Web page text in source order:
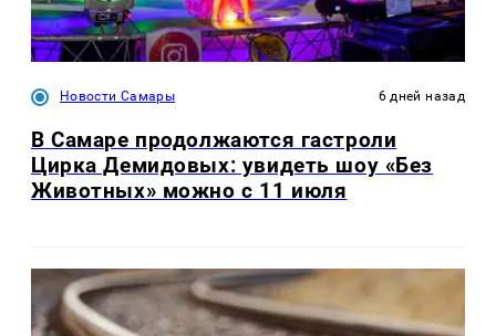
Новости Самары 6 дней назад
В Самаре продолжаются гастроли
Цирка Демидовых: увидеть шоу «Без
Животных» можно с 11 июля